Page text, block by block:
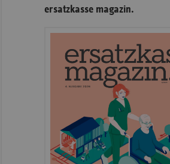
ersatzkasse magazin.